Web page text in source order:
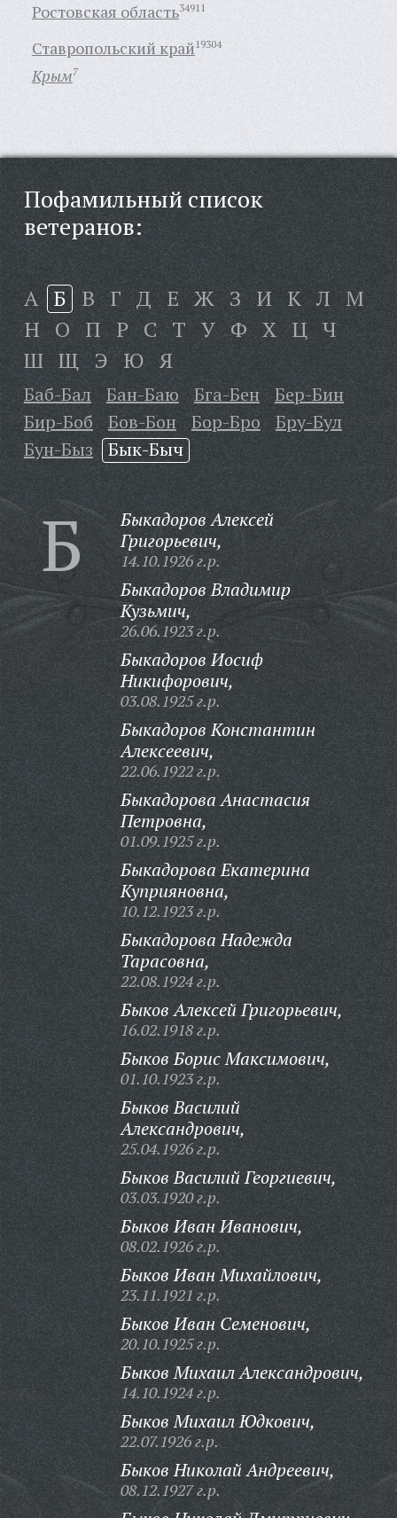
Ростовская область34911
Ставропольский край19304
Крым7
Пофамильный список
ветеранов:
А Б В Г Д Е Ж З И К Л М
Н О П Р С Т У Ф Х Ц Ч
Ш Щ Э Ю Я
Баб-Бал Бан-Баю Бга-Бен
Бер-Бин
Бир-Боб
Бов-Бон Бор-Бро
Бру-Бул
Бун-Быз
Бык-Быч
Б
Быкадоров Алексей
Григорьевич,
14.10.1926 г.р.
Быкадоров Владимир
Кузьмич,
26.06.1923 г.р.
Быкадоров Иосиф
Никифорович,
03.08.1925 г.р.
Быкадоров Константин
Алексеевич,
22.06.1922 г.р.
Быкадорова Анастасия
Петровна,
01.09.1925 г.р.
Быкадорова Екатерина
Куприяновна,
10.12.1923 г.р.
Быкадорова Надежда
Тарасовна,
22.08.1924 г.р.
Быков Алексей Григорьевич,
16.02.1918 г.р.
Быков Борис Максимович,
01.10.1923 г.р.
Быков Василий
Александрович,
25.04.1926 г.р.
Быков Василий Георгиевич,
03.03.1920 г.р.
Быков Иван Иванович,
08.02.1926 г.р.
Быков Иван Михайлович,
23.11.1921 г.р.
Быков Иван Семенович,
20.10.1925 г.р.
Быков Михаил Александрович,
14.10.1924 г.р.
Быков Михаил Юдкович,
22.07.1926 г.р.
Быков Николай Андреевич,
08.12.1927 г.р.